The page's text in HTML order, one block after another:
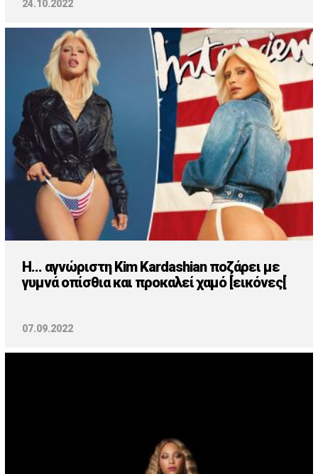
24.10.2022
H... αγνώριστη Kim Kardashian ποζάρει με
γυμνά οπίσθια και προκαλεί χαμό [εικόνες[
07.09.2022